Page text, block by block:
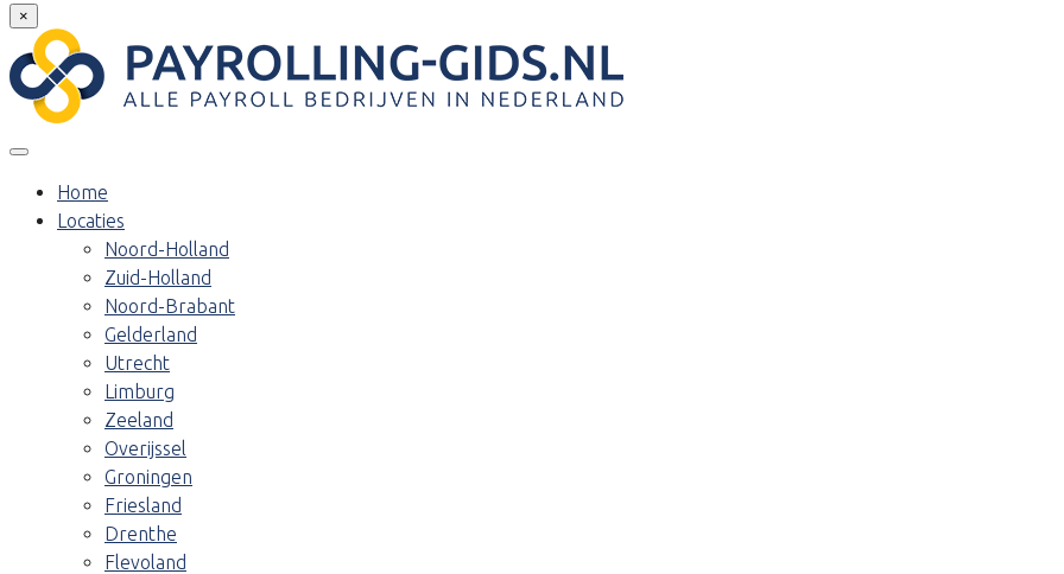
×
Home
Locaties
Noord-Holland
Zuid-Holland
Noord-Brabant
Gelderland
Utrecht
Limburg
Zeeland
Overijssel
Groningen
Friesland
Drenthe
Flevoland